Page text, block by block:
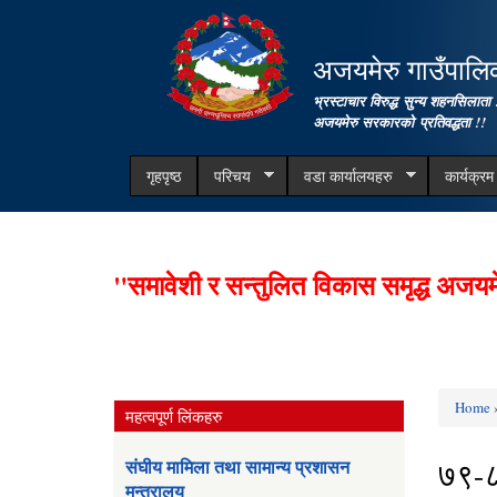
अजयमेरु
भ्रस्टाचार विरुद्ध सुन्य शहनसिलाता
अजयमेरु सरकारको प्रतिवद्धता !!
गृहपृष्ठ परिचय वडा कार्यालयहरु
"समावेशी र सन्तुलित विकास समृद्ध
महत्वपूर्ण लिंकहरु
संघीय मामिला तथा सामान्य प्रशासन
मन्त्रालय
Home
७९-